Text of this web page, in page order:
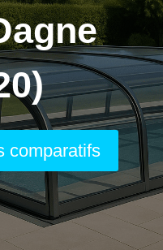
comparatifs